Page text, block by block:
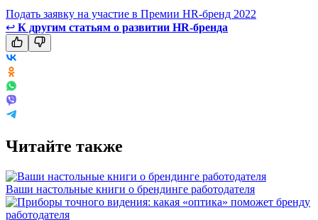
Подать заявку на участие в Премии HR-бренд 2022
↩ К другим статьям о развитии HR-бренда
Читайте также
Ваши настольные книги о брендинге работодателя